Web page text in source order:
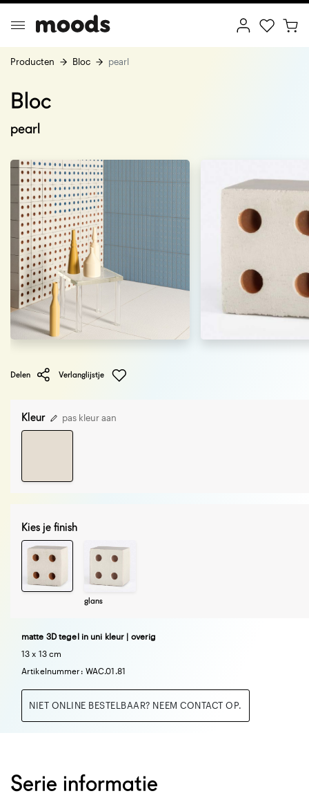
Minimalism
Producten Bloc pearl
Bloc
pearl
Delen Verlanglijstje
Kleur pas kleur aan
Kies je finish
glans
matte 3D tegel in uni kleur | overig
13 x 13 cm
Artikelnummer: WAC.01.81
NIET ONLINE BESTELBAAR? NEEM CONTACT OP.
Serie informatie